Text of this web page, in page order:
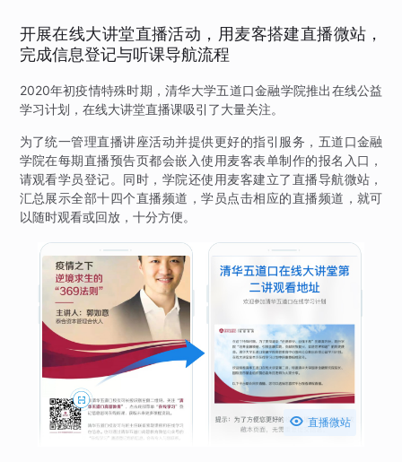
开展在线大讲堂直播活动，用麦客搭建直播微站，
完成信息登记与听课导航流程
2020年初疫情特殊时期，清华大学五道口金融学院推出在线公益
学习计划，在线大讲堂直播课吸引了大量关注。
为了统一管理直播讲座活动并提供更好的指引服务，五道口金融
学院在每期直播预告页都会嵌入使用麦客表单制作的报名入口，
请观看学员登记。同时，学院还使用麦客建立了直播导航微站，
汇总展示全部十四个直播频道，学员点击相应的直播频道，就可
以随时观看或回放，十分方便。
 直播微站